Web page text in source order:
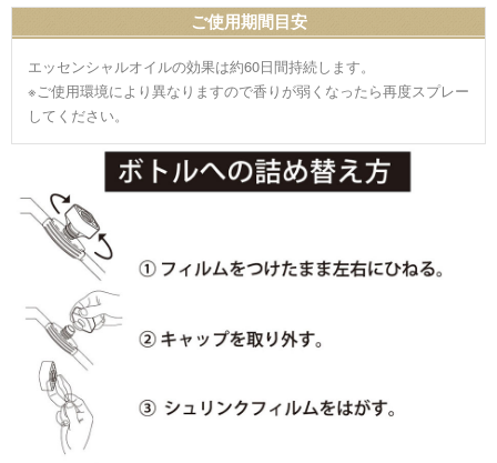
ご使用期間目安
エッセンシャルオイルの効果は約60日間持続します。
※ご使用環境により異なりますので香りが弱くなったら再度スプレー
してください。